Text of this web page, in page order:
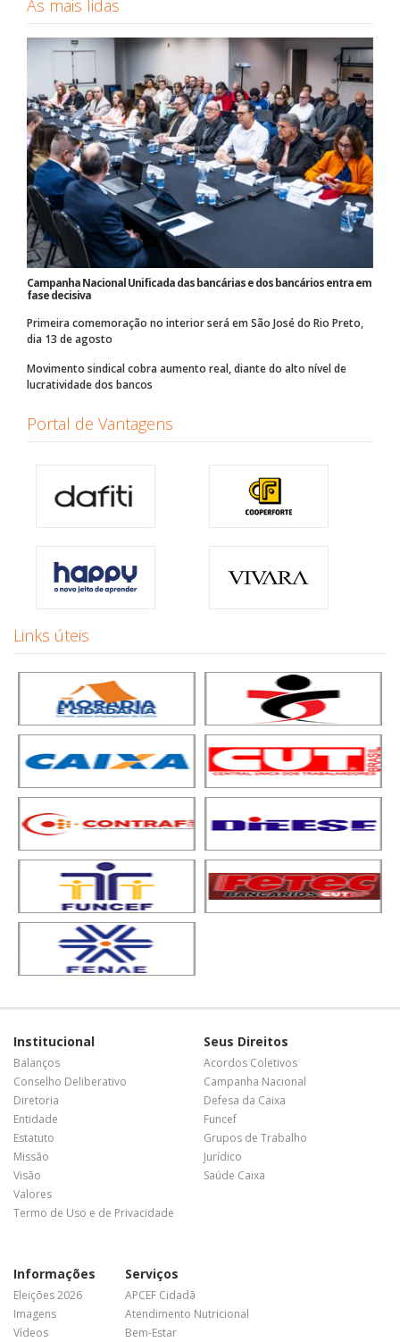
As mais lidas
Campanha Nacional Unificada das bancárias e dos bancários entra em
fase decisiva
Primeira comemoração no interior será em São José do Rio Preto,
dia 13 de agosto
Movimento sindical cobra aumento real, diante do alto nível de
lucratividade dos bancos
Portal de Vantagens
Links úteis
Institucional
Balanços
Conselho Deliberativo
Diretoria
Entidade
Estatuto
Missão
Visão
Valores
Termo de Uso e de Privacidade
Seus Direitos
Acordos Coletivos
Campanha Nacional
Defesa da Caixa
Funcef
Grupos de Trabalho
Jurídico
Saúde Caixa
Informações
Eleições 2026
Imagens
Vídeos
Serviços
APCEF Cidadã
Atendimento Nutricional
Bem-Estar